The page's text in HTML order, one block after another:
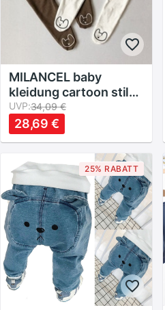
MILANCEL baby
kleidung cartoon stil
legging für mädchen
Koreanische baby
jungen leggings
UVP:34,09 €
28,69 €
25% RABATT